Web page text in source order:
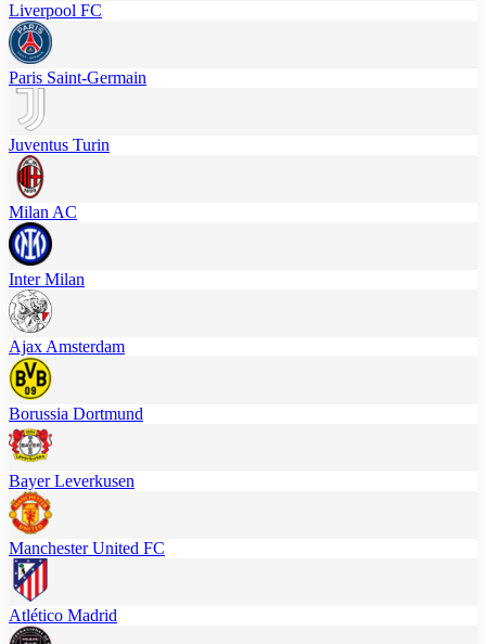
Liverpool FC
Paris Saint-Germain
Juventus Turin
Milan AC
Inter Milan
Ajax Amsterdam
Borussia Dortmund
Bayer Leverkusen
Manchester United FC
Atlético Madrid